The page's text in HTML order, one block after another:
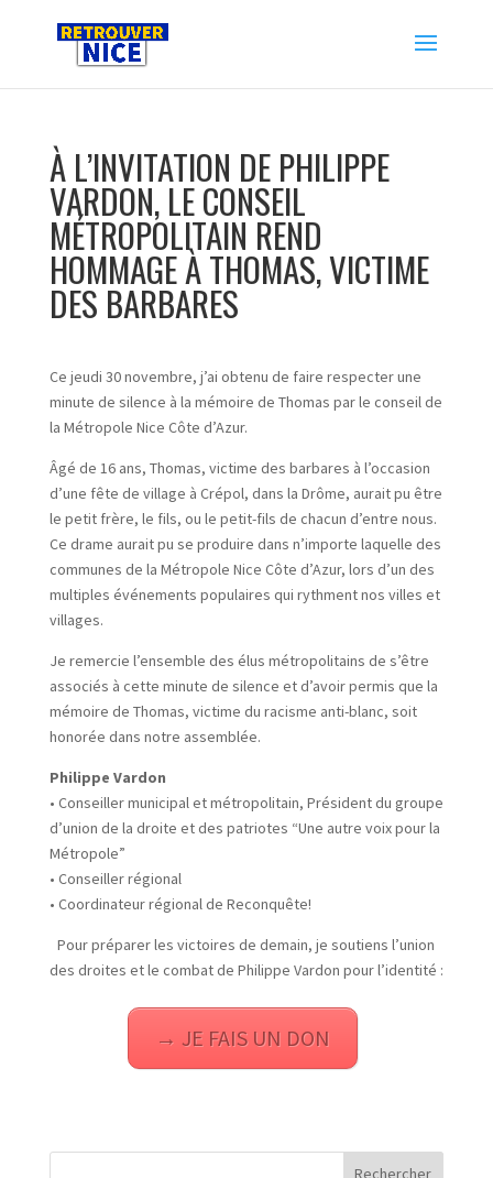
À L’INVITATION DE PHILIPPE
VARDON, LE CONSEIL
MÉTROPOLITAIN REND
HOMMAGE À THOMAS, VICTIME
DES BARBARES
Ce jeudi 30 novembre, j’ai obtenu de faire respecter une
minute de silence à la mémoire de Thomas par le conseil de
la Métropole Nice Côte d’Azur.
Âgé de 16 ans, Thomas, victime des barbares à l’occasion
d’une fête de village à Crépol, dans la Drôme, aurait pu être
le petit frère, le fils, ou le petit-fils de chacun d’entre nous.
Ce drame aurait pu se produire dans n’importe laquelle des
communes de la Métropole Nice Côte d’Azur, lors d’un des
multiples événements populaires qui rythment nos villes et
villages.
Je remercie l’ensemble des élus métropolitains de s’être
associés à cette minute de silence et d’avoir permis que la
mémoire de Thomas, victime du racisme anti-blanc, soit
honorée dans notre assemblée.
Philippe Vardon
• Conseiller municipal et métropolitain, Président du groupe
d’union de la droite et des patriotes “Une autre voix pour la
Métropole”
• Conseiller régional
• Coordinateur régional de Reconquête!
Pour préparer les victoires de demain, je soutiens l’union
des droites et le combat de Philippe Vardon pour l’identité :
→ JE FAIS UN DON